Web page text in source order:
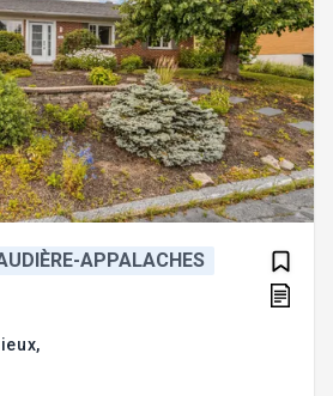
APPALACHES